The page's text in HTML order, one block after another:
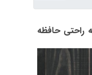
حافظه